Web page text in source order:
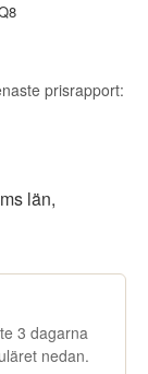
prisrapport:
län,
3 dagarna
nedan.